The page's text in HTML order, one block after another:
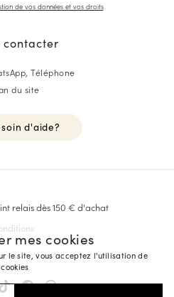
mes cookies
le site, vous acceptez l'utilisation de
cookies
de vos données et vos droits
contacter
Téléphone
du site
d'aide?
relais dès 150 € d'achat